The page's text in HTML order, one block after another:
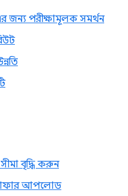
জন্য পরীক্ষামূলক সমর্থন
বৃদ্ধি করুন
আপলোড